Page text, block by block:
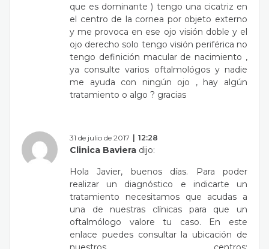
que es dominante ) tengo una cicatriz en
el centro de la cornea por objeto externo
y me provoca en ese ojo visión doble y el
ojo derecho solo tengo visión periférica no
tengo definición macular de nacimiento ,
ya consulte varios oftalmológos y nadie
me ayuda con ningún ojo , hay algún
tratamiento o algo ? gracias
31 de julio de 2017 12:28
Clinica Baviera dijo:
Hola Javier, buenos días. Para poder
realizar un diagnóstico e indicarte un
tratamiento necesitamos que acudas a
una de nuestras clínicas para que un
oftalmólogo valore tu caso. En este
enlace puedes consultar la ubicación de